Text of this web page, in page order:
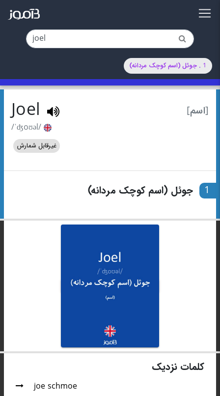
1 . جوئل (اسم کوچک مردانه)
[اسم] Joel
/ˈʤoʊəl/
غیرقابل شمارش
1 جوئل (اسم کوچک مردانه)
کلمات نزدیک
joe schmoe